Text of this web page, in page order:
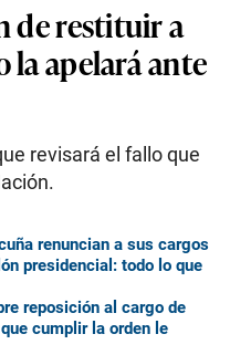
de restituir a
la apelará ante
revisará el fallo que
renuncian a sus cargos
presidencial: todo lo que
reposición al cargo de
cumplir la orden le